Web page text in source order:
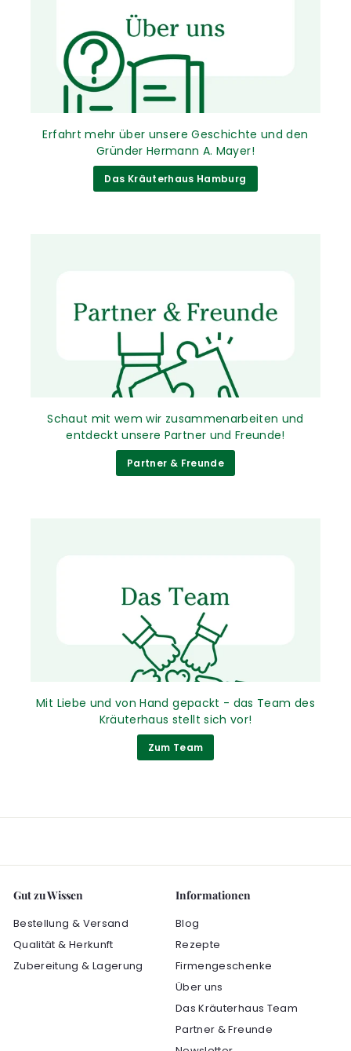
Erfahrt mehr über unsere Geschichte und den
Gründer Hermann A. Mayer!
Das Kräuterhaus Hamburg
Schaut mit wem wir zusammenarbeiten und
entdeckt unsere Partner und Freunde!
Partner & Freunde
Mit Liebe und von Hand gepackt - das Team des
Kräuterhaus stellt sich vor!
Zum Team
Gut zu Wissen
Bestellung & Versand
Qualität & Herkunft
Zubereitung & Lagerung
Informationen
Blog
Rezepte
Firmengeschenke
Über uns
Das Kräuterhaus Team
Partner & Freunde